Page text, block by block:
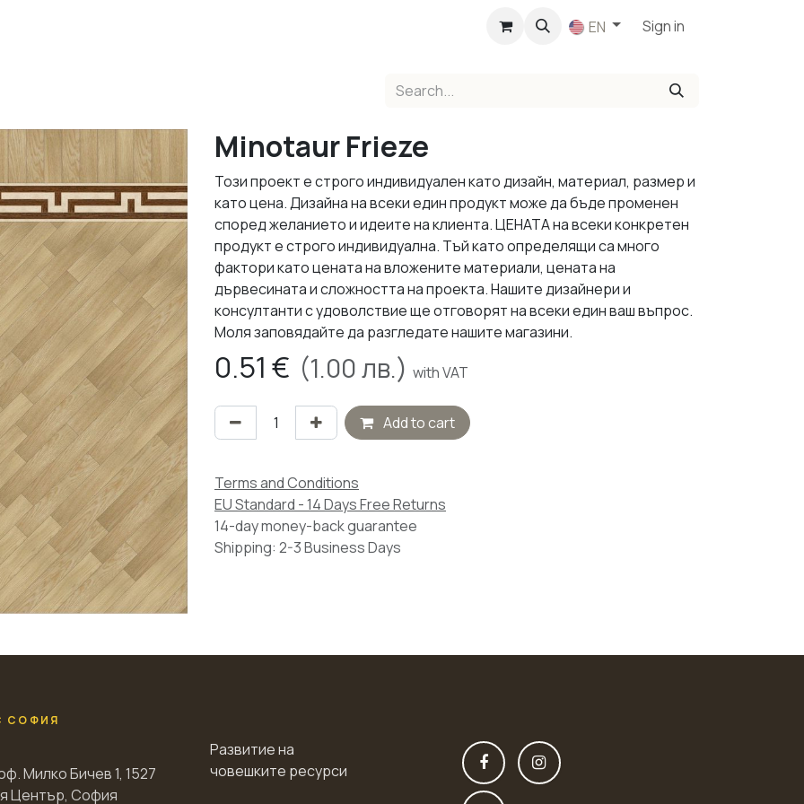
EN Sign in
Minotaur Frieze
Този проект е строго индивидуален като дизайн, материал, размер и
като цена. Дизайна на всеки един продукт може да бъде променен
според желанието и идеите на клиента. ЦЕНАТА на всеки конкретен
продукт е строго индивидуална. Тъй като определящи са много
фактори като цената на вложените материали, цената на
дървесината и сложността на проекта. Нашите дизайнери и
консултанти с удоволствие ще отговорят на всеки един ваш въпрос.
Моля заповядайте да разгледате нашите магазини.
0.51 € (1.00лв.) with VAT
Add to cart
Terms and Conditions
EU Standard - 14 Days Free Returns
14-day money-back guarantee
Shipping: 2-3 Business Days
СОФИЯ
Милко Бичев 1, 1527
Център, София
Развитие на
човешките ресурси